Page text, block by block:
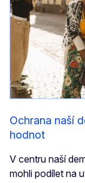
Ochrana naší
hodnot
V centru naší
mohli podílet na